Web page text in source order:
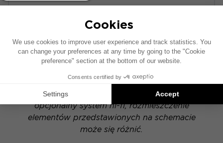
podstawie pojazdu wyposażonego w fabryczny
system audio. Jeśli Twój pojazd posiada
opcjonalny system hi-fi, rozmieszczenie
elementów przedstawionych na schemacie
może się różnić.